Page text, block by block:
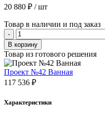
20 880 ₽ / шт
Товар в наличии и под заказ
-
Количество
товара
Ванна
Нептун
1700х700
СТ
В корзину
Товар из готового решения
Проект №42 Ванная
117 536 ₽
Характеристики